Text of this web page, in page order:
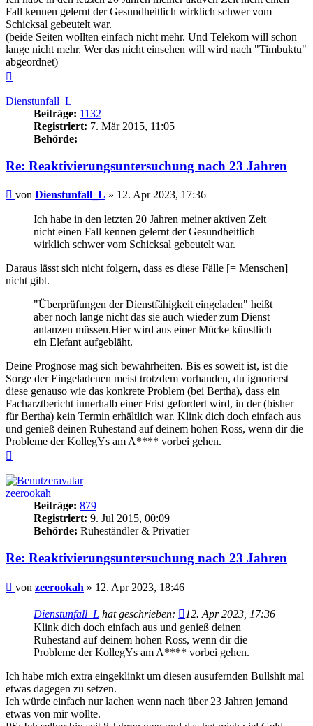
Fall kennen gelernt der Gesundheitlich wirklich schwer vom
Schicksal gebeutelt war.
(beide Seiten wollten einfach nicht mehr. Und Telekom will schon
lange nicht mehr. Wer das nicht einsehen will wird nach "Timbuktu"
abgeordnet)
Dienstunfall_L
Beiträge: 1132
Registriert: 7. Mär 2015, 11:05
Behörde:
Re: Reaktivierungsuntersuchung nach 23 Jahren
Beitrag
von Dienstunfall_L » 12. Apr 2023, 17:36
Ich habe in den letzten 20 Jahren meiner aktiven Zeit
nicht einen Fall kennen gelernt der Gesundheitlich
wirklich schwer vom Schicksal gebeutelt war.
Daraus lässt sich nicht folgern, dass es diese Fälle [= Menschen]
nicht gibt.
"Überprüfungen der Dienstfähigkeit eingeladen" heißt
aber noch lange nicht das sie auch wieder zum Dienst
antanzen müssen.Hier wird aus einer Mücke künstlich
ein Elefant aufgebläht.
Deine Prognose mag sich bewahrheiten. Bis es soweit ist, ist die
Sorge der Eingeladenen meist trotzdem vorhanden, du ignorierst
diese genauso wie das konkrete Problem (bei Bertha), dass ein
Facharztbericht innerhalb einer Frist gefordert wird, in der (bisher
für Bertha) kein Termin erhältlich war. Klink dich doch einfach aus
und genieß deinen Ruhestand auf deinem hohen Ross, wenn dir die
Probleme der KollegYs am A**** vorbei gehen.
zeerookah
Beiträge: 879
Registriert: 9. Jul 2015, 00:09
Behörde: Ruheständler & Privatier
Re: Reaktivierungsuntersuchung nach 23 Jahren
Beitrag
von zeerookah » 12. Apr 2023, 18:46
Dienstunfall_L hat geschrieben:
12. Apr 2023, 17:36
Klink dich doch einfach aus und genieß deinen
Ruhestand auf deinem hohen Ross, wenn dir die
Probleme der KollegYs am A**** vorbei gehen.
Ich habe mich extra eingeklinkt um diesen ausufernden Bullshit mal
etwas dagegen zu setzen.
Ich würde einfach nur lachen wenn nach über 23 Jahren jemand
etwas von mir wollte.